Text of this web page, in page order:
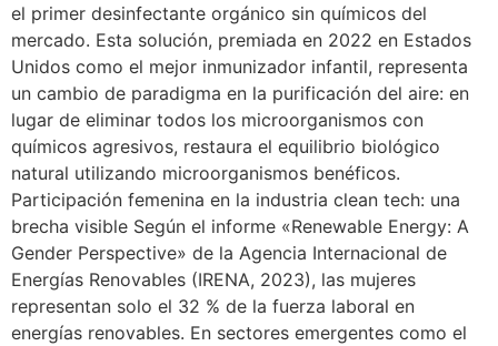
el primer desinfectante orgánico sin químicos del
mercado. Esta solución, premiada en 2022 en Estados
Unidos como el mejor inmunizador infantil, representa
un cambio de paradigma en la purificación del aire: en
lugar de eliminar todos los microorganismos con
químicos agresivos, restaura el equilibrio biológico
natural utilizando microorganismos benéficos.
Participación femenina en la industria clean tech: una
brecha visible Según el informe «Renewable Energy: A
Gender Perspective» de la Agencia Internacional de
Energías Renovables (IRENA, 2023), las mujeres
representan solo el 32 % de la fuerza laboral en
energías renovables. En sectores emergentes como el